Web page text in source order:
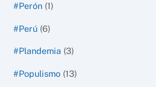
#Perón (1)
#Perú (6)
#Plandemia (3)
#Populismo (13)